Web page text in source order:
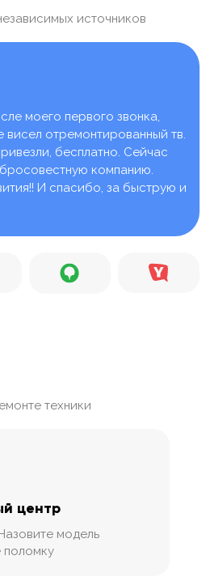
источников
моего первого звонка,
висел отремонтированный тв.
бесплатно. Сейчас
компанию.
И спасибо, за быструю и
техники
центр
модель
поломку